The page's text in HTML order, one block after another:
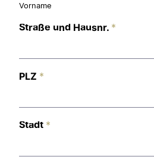
Vorname
Straße und Hausnr. *
PLZ *
Stadt *